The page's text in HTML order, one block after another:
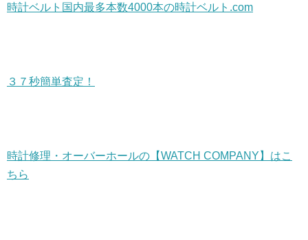
時計ベルト国内最多本数4000本の時計ベルト.com
３７秒簡単査定！
時計修理・オーバーホールの【WATCH COMPANY】はこ
ちら